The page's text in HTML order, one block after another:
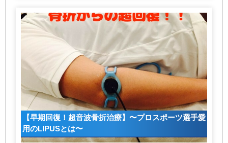
【早期回復！超音波骨折治療】〜プロスポーツ選手愛
用のLIPUSとは〜